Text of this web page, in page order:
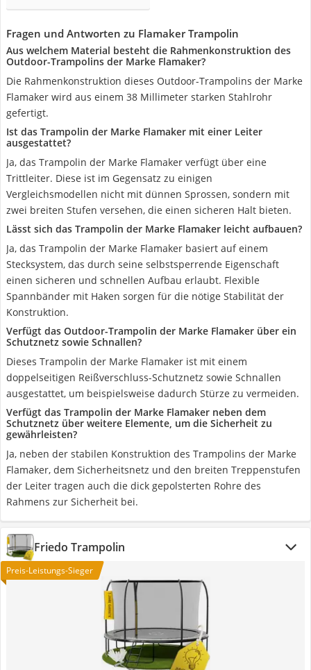
Fragen und Antworten zu Flamaker Trampolin
Aus welchem Material besteht die Rahmenkonstruktion des
Outdoor-Trampolins der Marke Flamaker?
Die Rahmenkonstruktion dieses Outdoor-Trampolins der Marke
Flamaker wird aus einem 38 Millimeter starken Stahlrohr
gefertigt.
Ist das Trampolin der Marke Flamaker mit einer Leiter
ausgestattet?
Ja, das Trampolin der Marke Flamaker verfügt über eine
Trittleiter. Diese ist im Gegensatz zu einigen
Vergleichsmodellen nicht mit dünnen Sprossen, sondern mit
zwei breiten Stufen versehen, die einen sicheren Halt bieten.
Lässt sich das Trampolin der Marke Flamaker leicht aufbauen?
Ja, das Trampolin der Marke Flamaker basiert auf einem
Stecksystem, das durch seine selbstsperrende Eigenschaft
einen sicheren und schnellen Aufbau erlaubt. Flexible
Spannbänder mit Haken sorgen für die nötige Stabilität der
Konstruktion.
Verfügt das Outdoor-Trampolin der Marke Flamaker über ein
Schutznetz sowie Schnallen?
Dieses Trampolin der Marke Flamaker ist mit einem
doppelseitigen Reißverschluss-Schutznetz sowie Schnallen
ausgestattet, um beispielsweise dadurch Stürze zu vermeiden.
Verfügt das Trampolin der Marke Flamaker neben dem
Schutznetz über weitere Elemente, um die Sicherheit zu
gewährleisten?
Ja, neben der stabilen Konstruktion des Trampolins der Marke
Flamaker, dem Sicherheitsnetz und den breiten Treppenstufen
der Leiter tragen auch die dick gepolsterten Rohre des
Rahmens zur Sicherheit bei.
Friedo Trampolin
Preis-Leistungs-Sieger